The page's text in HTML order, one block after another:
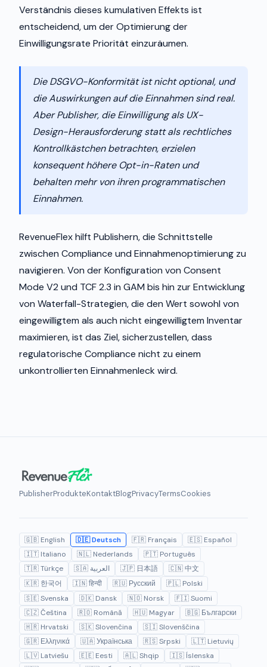
Verständnis dieses kumulativen Effekts ist
entscheidend, um der Optimierung der
Einwilligungsrate Priorität einzuräumen.
Die DSGVO-Konformität ist nicht optional, und
die Auswirkungen auf die Einnahmen sind real.
Aber Publisher, die Einwilligung als UX-
Design-Herausforderung statt als rechtliches
Kontrollkästchen betrachten, erzielen
konsequent höhere Opt-in-Raten und
behalten mehr von ihren programmatischen
Einnahmen.
RevenueFlex hilft Publishern, die Schnittstelle
zwischen Compliance und Einnahmenoptimierung zu
navigieren. Von der Konfiguration von Consent
Mode V2 und TCF 2.3 in GAM bis hin zur Entwicklung
von Waterfall-Strategien, die den Wert sowohl von
eingewilligtem als auch nicht eingewilligtem Inventar
maximieren, ist das Ziel, sicherzustellen, dass
regulatorische Compliance nicht zu einem
unkontrollierten Einnahmenleck wird.
PublisherProdukteKontaktBlogPrivacyTermsCookies
🇬🇧 English 🇩🇪 Deutsch 🇫🇷 Français
🇪🇸 Español
🇮🇹 Italiano
🇳🇱 Nederlands
🇵🇹 Português
🇹🇷 Türkçe
🇸🇦 العربية 🇯🇵 日本語
🇨🇳 中文
🇰🇷 한국어
🇮🇳 हिन्दी 🇷🇺 Русский
🇵🇱 Polski
🇸🇪 Svenska
🇩🇰 Dansk 🇳🇴 Norsk
🇫🇮 Suomi
🇨🇿 Čeština
🇷🇴 Română 🇭🇺 Magyar
🇧🇬 Български
🇭🇷 Hrvatski
🇸🇰 Slovenčina
🇸🇮 Slovenščina
🇬🇷 Ελληνικά
🇺🇦 Українська 🇷🇸 Srpski
🇱🇹 Lietuvių
🇱🇻 Latviešu
🇪🇪 Eesti 🇦🇱 Shqip
🇮🇸 Íslenska